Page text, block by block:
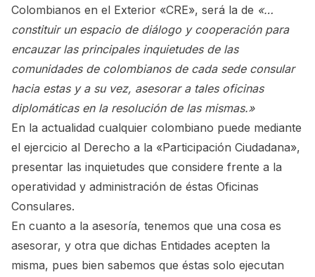
Colombianos en el Exterior «CRE», será la de «…
constituir un espacio de diálogo y cooperación para
encauzar las principales inquietudes de las
comunidades de colombianos de cada sede consular
hacia estas y a su vez, asesorar a tales oficinas
diplomáticas en la resolución de las mismas.»
En la actualidad cualquier colombiano puede mediante
el ejercicio al Derecho a la «Participación Ciudadana»,
presentar las inquietudes que considere frente a la
operatividad y administración de éstas Oficinas
Consulares.
En cuanto a la asesoría, tenemos que una cosa es
asesorar, y otra que dichas Entidades acepten la
misma, pues bien sabemos que éstas solo ejecutan